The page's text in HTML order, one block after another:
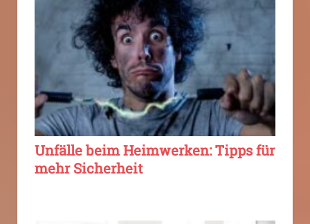
Unfälle beim Heimwerken: Tipps für
mehr Sicherheit